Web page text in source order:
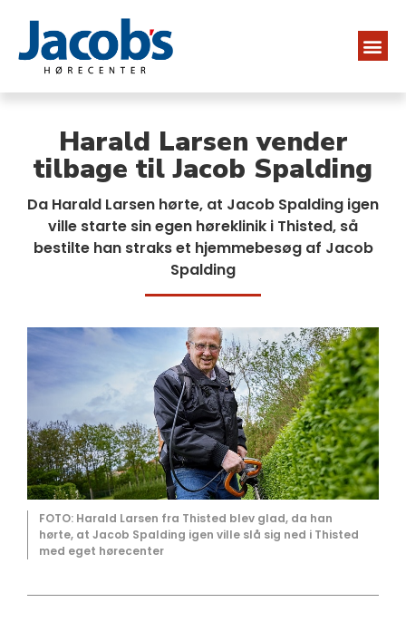
Harald Larsen vender
tilbage til Jacob Spalding
Da Harald Larsen hørte, at Jacob Spalding igen
ville starte sin egen høreklinik i Thisted, så
bestilte han straks et hjemmebesøg af Jacob
Spalding
FOTO: Harald Larsen fra Thisted blev glad, da han
hørte, at Jacob Spalding igen ville slå sig ned i Thisted
med eget hørecenter